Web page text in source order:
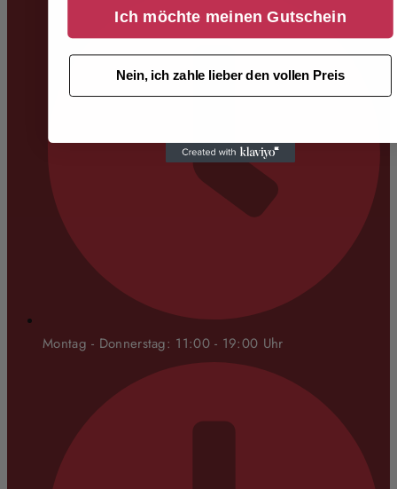
Montag - Donnerstag: 11:00 - 19:00 Uhr
Ich möchte meinen Gutschein
Nein, ich zahle lieber den vollen Preis